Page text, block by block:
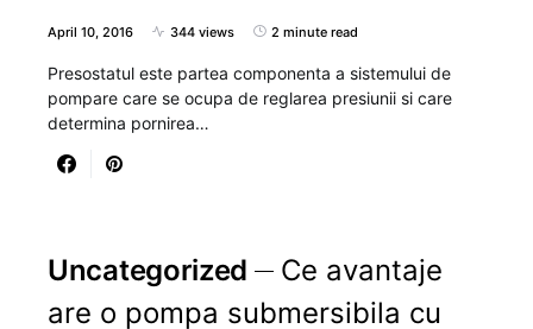
April 10, 2016 344 views 2 minute read
Presostatul este partea componenta a sistemului de
pompare care se ocupa de reglarea presiunii si care
determina pornirea…
Uncategorized
Ce avantaje
are o pompa submersibila cu